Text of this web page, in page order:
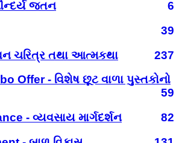
જતન
6
39
ચરિત્ર તથા આત્મકથા
237
Offer - વિશેષ છૂટ વાળા પુસ્તકોનો
59
- વ્યવસાય માર્ગદર્શન
82